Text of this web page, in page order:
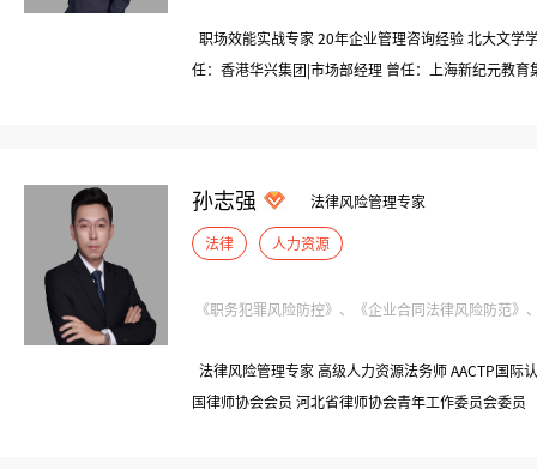
职场效能实战专家 20年企业管理咨询经验 北大文学
任：香港华兴集团|市场部经理 曾任：上海新纪元教育
孙志强 法律风险管理专家
法律 人力资源
《职务犯罪风险防控》、《企业合同法律风险防范》
法律风险管理专家 高级人力资源法务师 AACTP国际
国律师协会会员 河北省律师协会青年工作委员会委